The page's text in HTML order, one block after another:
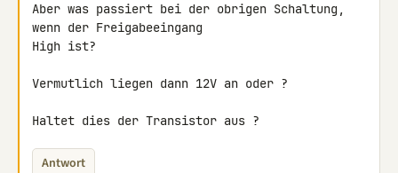
Aber was passiert bei der obrigen Schaltung,
wenn der Freigabeeingang
High ist?
Vermutlich liegen dann 12V an oder ?
Haltet dies der Transistor aus ?
Antwort